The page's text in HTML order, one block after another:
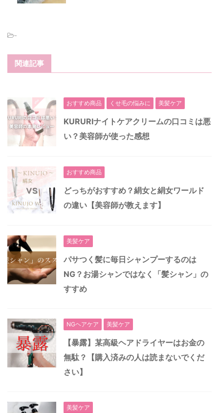
-
関連記事
おすすめ商品 くせ毛の悩みに 美髪ケア
KURURIナイトケアクリームの口コミは悪
い？美容師が使った感想
おすすめ商品
どっちがおすすめ？絹女と絹女ワールド
の違い【美容師が教えます】
美髪ケア
パサつく髪に毎日シャンプーするのは
NG？お湯シャンではなく「髪シャン」の
すすめ
NGヘアケア 美髪ケア
【暴露】某高級ヘアドライヤーはお金の
無駄？【購入済みの人は読まないでくだ
さい】
美髪ケア